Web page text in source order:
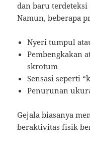
dan baru terdeteksi
Namun, beberapa
Nyeri tumpul
Pembengkakan
skrotum
Sensasi seperti
Penurunan
Gejala biasanya
beraktivitas fisik